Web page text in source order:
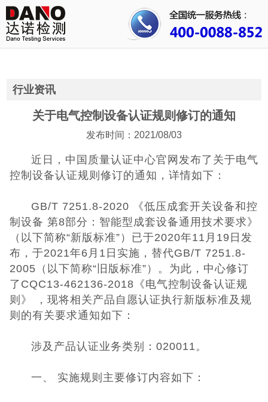
首页
关于我们
公司动态
人才招聘
联系我们
CE认证
UKCA认证
欧盟CE认证
CE认证常见问
3C认证
行业资讯
关于电气控制设备认证规则修订的通知
发布时间：2021/08/03
近日，中国质量认证中心官网发布了关于电气
控制设备认证规则修订的通知，详情如下：
GB/T 7251.8-2020 《低压成套开关设备和控
制设备 第8部分：智能型成套设备通用技术要求》
（以下简称“新版标准”）已于2020年11月19日发
布，于2021年6月1日实施，替代GB/T 7251.8-
2005（以下简称“旧版标准”）。为此，中心修订
了CQC13-462136-2018《电气控制设备认证规
则》 ，现将相关产品自愿认证执行新版标准及规
则的有关要求通知如下：
涉及产品认证业务类别：020011。
一、 实施规则主要修订内容如下：